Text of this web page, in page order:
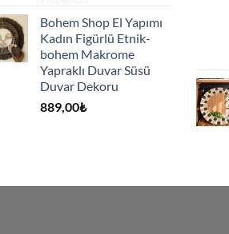
Bohem Shop El Yapımı
Kadın Figürlü Etnik-
bohem Makrome
Yapraklı Duvar Süsü
Duvar Dekoru
889,00₺